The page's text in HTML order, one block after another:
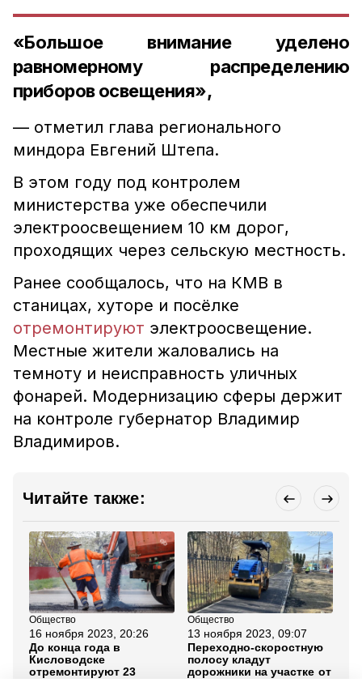
«Большое внимание уделено
равномерному распределению
приборов освещения»,
— отметил глава регионального
миндора Евгений Штепа.
В этом году под контролем
министерства уже обеспечили
электроосвещением 10 км дорог,
проходящих через сельскую местность.
Ранее сообщалось, что на КМВ в
станицах, хуторе и посëлке
отремонтируют электроосвещение.
Местные жители жаловались на
темноту и неисправность уличных
фонарей. Модернизацию сферы держит
на контроле губернатор Владимир
Владимиров.
Читайте также:
Общество
16 ноября 2023, 20:26
До конца года в
Кисловодске
отремонтируют 23
Общество
13 ноября 2023, 09:07
Переходно-скоростную
полосу кладут
дорожники на участке от